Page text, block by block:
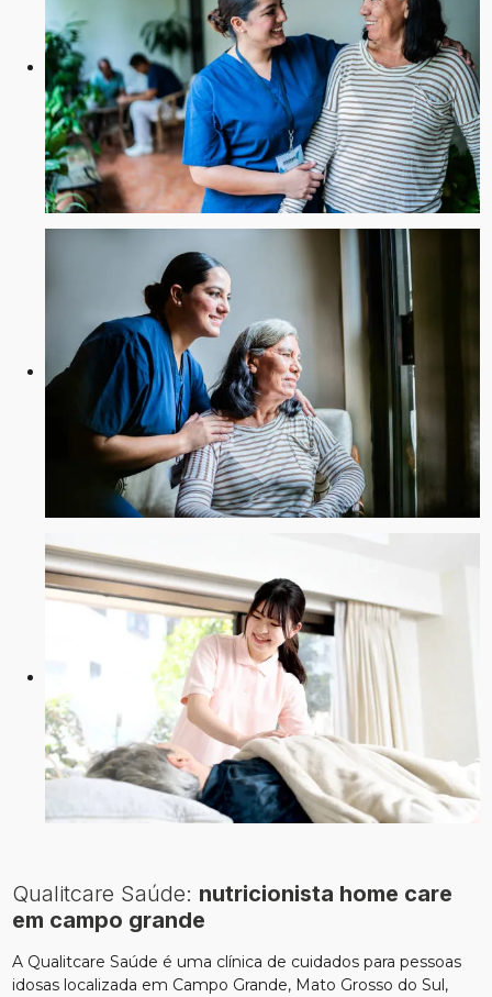
Qualitcare Saúde: nutricionista home care
em campo grande
A Qualitcare Saúde é uma clínica de cuidados para pessoas
idosas localizada em Campo Grande, Mato Grosso do Sul,